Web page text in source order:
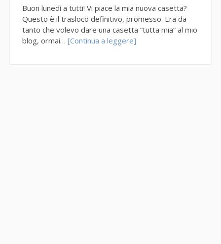
Buon lunedì a tutti! Vi piace la mia nuova casetta?
Questo è il trasloco definitivo, promesso. Era da
tanto che volevo dare una casetta “tutta mia” al mio
blog, ormai… [Continua a leggere]